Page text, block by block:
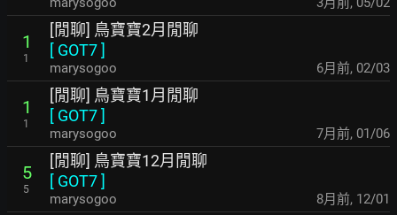
1
1
[閒聊] 鳥寶寶2月閒聊
[ GOT7]
marysogoo 6月前, 02/03
1
1
[閒聊] 鳥寶寶1月閒聊
[ GOT7]
marysogoo 7月前, 01/06
5
5
[閒聊] 鳥寶寶12月閒聊
[ GOT7]
marysogoo 8月前, 12/01